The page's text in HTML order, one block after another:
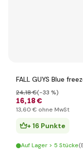
FALL GUYS Blue
16,18 €
24,18 €(-33 %)
13,60 € ohne MwSt
+ 16 Punkte
Auf Lager > 5 Stücke